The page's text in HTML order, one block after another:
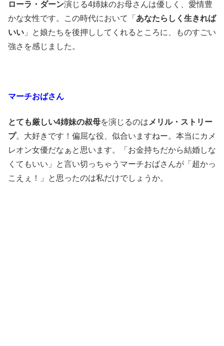
ローラ・ダーン演じる4姉妹のお母さんは優しく、愛情豊
かな女性です。この時代において「 あなたらしく生きれば
いい 」と娘たちを後押ししてくれるところに、ものすごい
強さを感じました。
マーチおばさん
とても厳しい4姉妹の叔母を演じるのは メリル・ストリー
プ。大好きです！偏屈な役、似合いますねー。本当にカメ
レオン女優だなぁと思います。「お金持ちだから結婚しな
くてもいい」と言い切っちゃうマーチおばさんが「超かっ
こえぇ！」と思ったのは私だけでしょうか。